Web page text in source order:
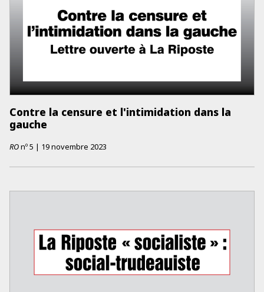
Contre la censure et l'intimidation dans la
gauche
ROnº5 | 19 novembre 2023